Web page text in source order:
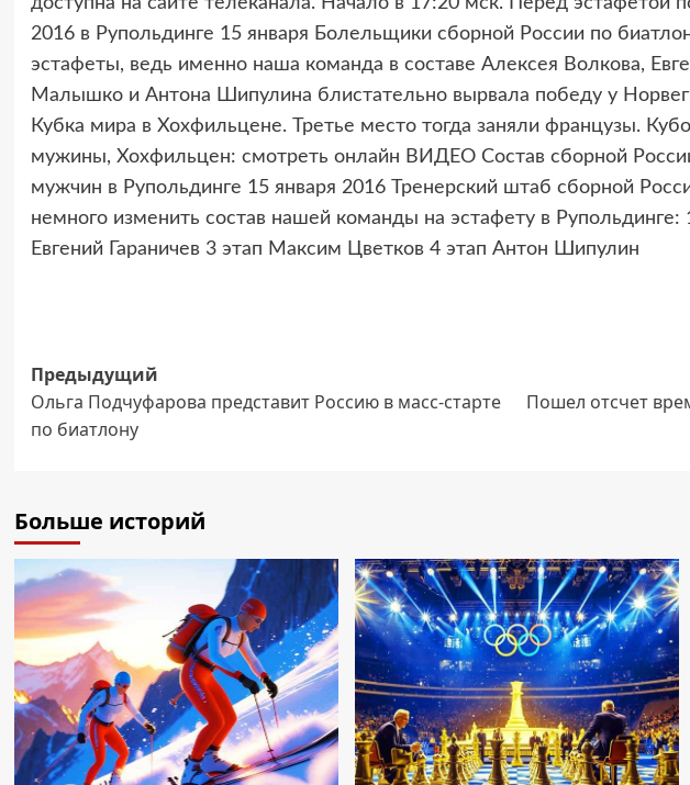
2016 в Рупольдинге 15 января Болельщики сборной России по
эстафеты, ведь именно наша команда в составе Алексея Волкова,
Малышко и Антона Шипулина блистательно вырвала победу у
Кубка мира в Хохфильцене. Третье место тогда заняли французы.
мужины, Хохфильцен: смотреть онлайн ВИДЕО Состав сборной
мужчин в Рупольдинге 15 января 2016 Тренерский штаб сборной
немного изменить состав нашей команды на эстафету в Рупольдинге:
Евгений Гараничев 3 этап Максим Цветков 4 этап Антон Шипулин
Навигация
записи
Предыдущий
Ольга Подчуфарова представит Россию в масс-старте
по биатлону
Пошел отсчет
Больше историй